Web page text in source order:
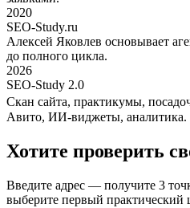
2020
SEO-Study.ru
Алексей Яковлев основывает
до полного цикла.
2026
SEO-Study 2.0
Скан сайта, практикумы,
Авито, ИИ-виджеты, аналитика.
Хотите проверить
Введите адрес — получите 3
выберите первый практический